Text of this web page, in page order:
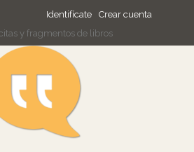
Identifícate Crear cuenta
y fragmentos de libros